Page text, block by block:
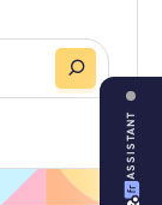
ASSISTANT